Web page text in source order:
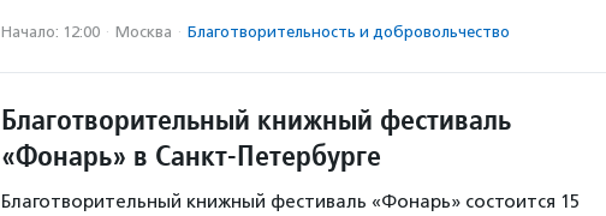
Начало: 12:00 · Москва · Благотвори­тель­ность и доброволь­чест­во
Благотворительный книжный фестиваль
«Фонарь» в Санкт-Петербурге
Благотворительный книжный фестиваль «Фонарь» состоится 15